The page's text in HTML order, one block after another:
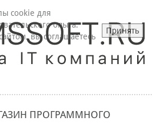
ПРОГРАММНОГО
cookie для
опыта.
вы соглашаетесь
Принять